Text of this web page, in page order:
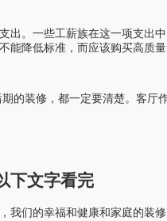
出。一些工薪族在这一项支出
能降低标准，而应该购买高质
的装修，都一定要清楚。客
下文字看完
我们的幸福和健康和家庭的装